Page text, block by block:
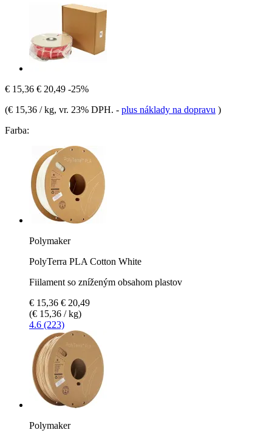
€ 15,36 € 20,49 -25%
(€ 15,36 / kg, vr. 23% DPH. - plus náklady na dopravu )
Farba:
Polymaker
PolyTerra PLA Cotton White
Fiilament so zníženým obsahom plastov
€ 15,36 € 20,49
(€ 15,36 / kg)
4.6 (223)
Polymaker